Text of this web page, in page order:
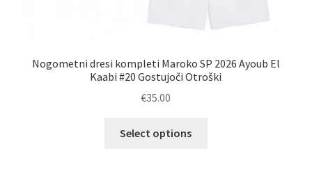
Nogometni dresi kompleti Maroko SP 2026 Ayoub El
Kaabi #20 Gostujoči Otroški
€35.00
Select options